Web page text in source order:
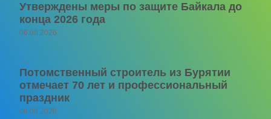
Утверждены меры по защите Байкала до
конца 2026 года
06.08.2026
Потомственный строитель из Бурятии
отмечает 70 лет и профессиональный
праздник
06.08.2026